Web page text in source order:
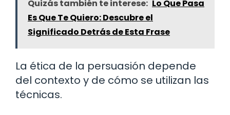
Quizás también te interese: Lo Que Pasa
Es Que Te Quiero: Descubre el
Significado Detrás de Esta Frase
La ética de la persuasión depende
del contexto y de cómo se utilizan las
técnicas.